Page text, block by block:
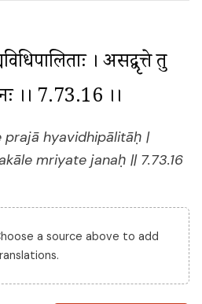
। असद्वृत्ते तु
।। 7.73.16 ।।
hyavidhipālitāḥ |
mriyate janaḥ || 7.73.16
a source above to add